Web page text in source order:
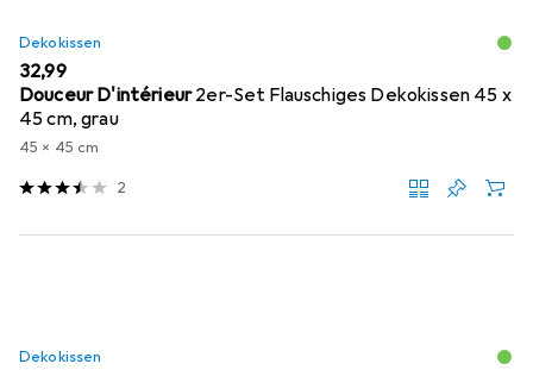
Dekokissen
EUR
32,99
Douceur D'intérieur2er-Set Flauschiges Dekokissen 45 x
45 cm, grau
45 x 45 cm
2
Dekokissen